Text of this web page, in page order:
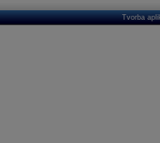
Tvorba